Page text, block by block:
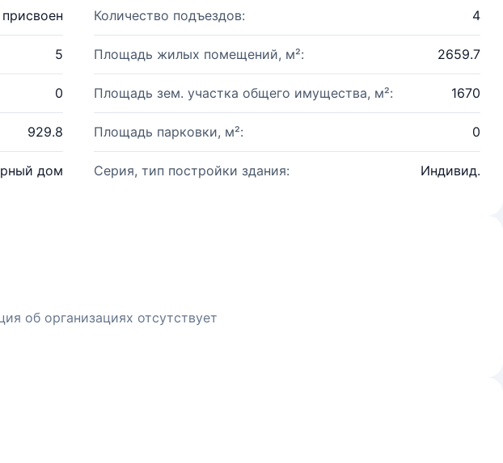
Количество подъездов: 4
5 Площадь жилых помещений, м²: 2659.7
0 Площадь зем. участка общего имущества, м²: 1670
929.8 Площадь парковки, м²: 0
дом Серия, тип постройки здания: Индивид.
об организациях отсутствует